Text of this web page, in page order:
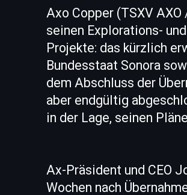
Axo Copper (TSXV
seinen Explorations-
Projekte: das kürzlich
Bundesstaat Sonora
dem Abschluss der
aber endgültig
in der Lage, seinen
Ax-Präsident und CEO
Wochen nach